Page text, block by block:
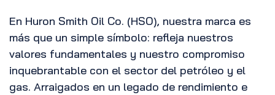
En Huron Smith Oil Co. (HSO), nuestra marca es
más que un simple símbolo: refleja nuestros
valores fundamentales y nuestro compromiso
inquebrantable con el sector del petróleo y el
gas. Arraigados en un legado de rendimiento e